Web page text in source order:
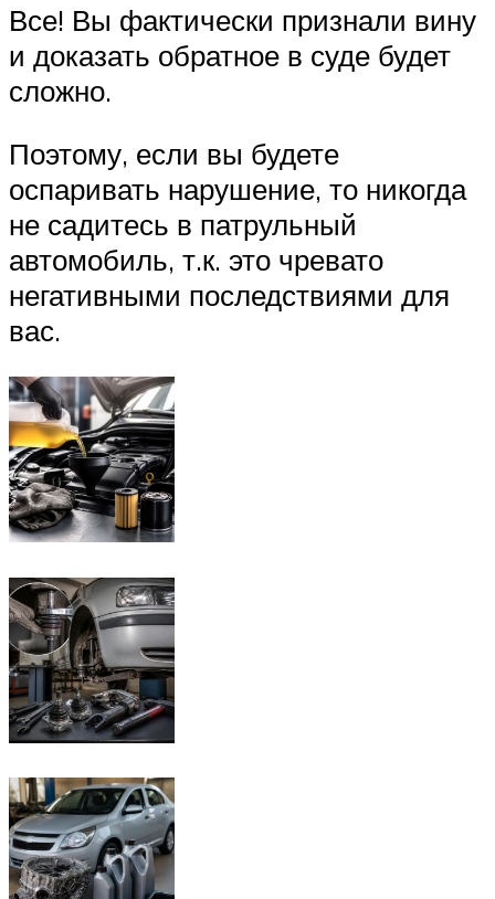
Все! Вы фактически признали вину
и доказать обратное в суде будет
сложно.
Поэтому, если вы будете
оспаривать нарушение, то никогда
не садитесь в патрульный
автомобиль, т.к. это чревато
негативными последствиями для
вас.